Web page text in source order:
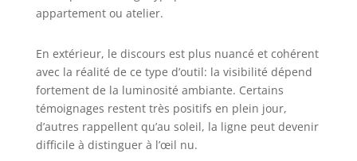
MAGNÉTIQUE&CONCEPTION
positionnement rapide sur les
surfaces métalliques pour
accrocher l'outil laser à complir les
applications murales. Les quatre
boutons de réglage fin sur le
support peuvent ajuster la
appartement ou atelier.
En extérieur, le discours est plus nuancé et cohérent
avec la réalité de ce type d’outil: la visibilité dépend
fortement de la luminosité ambiante. Certains
témoignages restent très positifs en plein jour,
d’autres rappellent qu’au soleil, la ligne peut devenir
difficile à distinguer à l’œil nu.